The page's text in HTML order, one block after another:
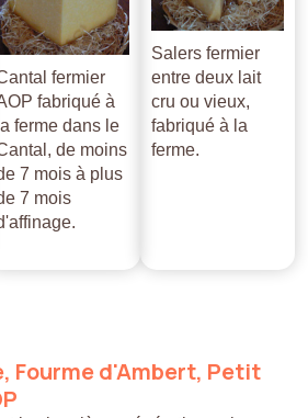
fermier
fabriqué à
la ferme dans le
de moins
7 mois à plus
7 mois
Salers fermier
entre deux lait
cru ou vieux,
fabriqué à la
ferme.
Fourmed'Ambert, Petit